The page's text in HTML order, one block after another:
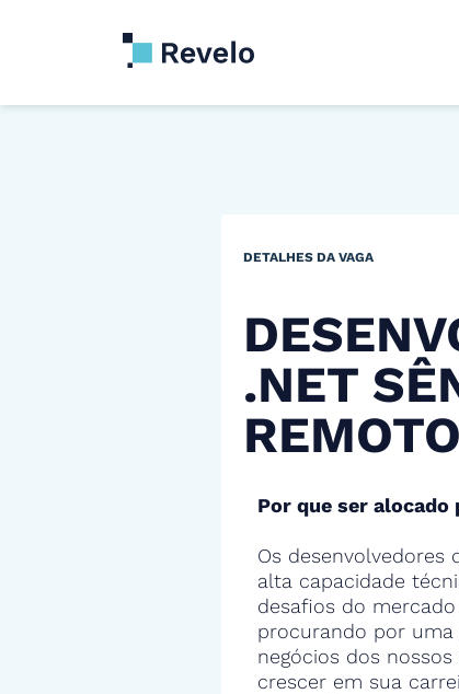
DETALHES DA VAGA
.NET
REMOTO
Por que ser alocado
Os desenvolvedores
alta capacidade
desafios do
procurando por
negócios dos
crescer em sua